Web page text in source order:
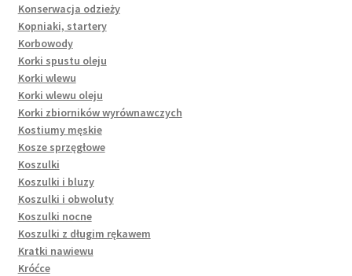
Konserwacja odzieży
Kopniaki, startery
Korbowody
Korki spustu oleju
Korki wlewu
Korki wlewu oleju
Korki zbiorników wyrównawczych
Kostiumy męskie
Kosze sprzęgłowe
Koszulki
Koszulki i bluzy
Koszulki i obwoluty
Koszulki nocne
Koszulki z długim rękawem
Kratki nawiewu
Króćce